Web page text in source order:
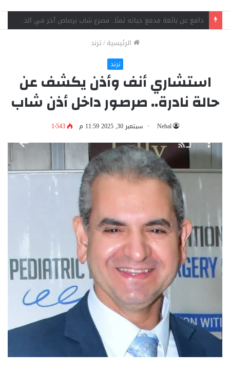
جنايات شبرا الخيمة تقضي بالمؤبد لشقيقين في قضية اتجار بالمخدرات وحيازة سلاح
الرئيسية/ترند
ترند
استشاري أنف وأذن يكشف عن
حالة نادرة.. صرصور داخل أذن شاب
Nehal سبتمبر 30, 2025 11:59 م 1٬543